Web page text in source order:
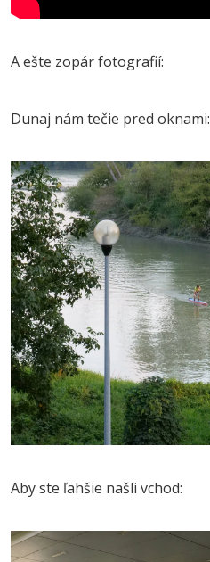
A ešte zopár fotografií:
Dunaj nám tečie pred oknami:
Aby ste ľahšie našli vchod: